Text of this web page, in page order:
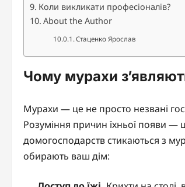
Коли викликати професіоналів?
About the Author
Стаценко Ярослав
Чому мурахи
Мурахи — це не просто незвані
Розуміння причин їхньої появи
домогосподарств стикаються з
обирають ваш дім: